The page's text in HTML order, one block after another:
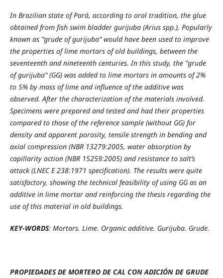
In Brazilian state of Pará, according to oral tradition, the glue
obtained from fish swim bladder gurijuba (Arius spp.), Popularly
known as "grude of gurijuba" would have been used to improve
the properties of lime mortars of old buildings, between the
seventeenth and nineteenth centuries. In this study, the "grude
of gurijuba" (GG) was added to lime mortars in amounts of 2%
to 5% by mass of lime and influence of the additive was
observed. After the characterization of the materials involved.
Specimens were prepared and tested and had their properties
compared to those of the reference sample (without GG) for
density and apparent porosity, tensile strength in bending and
axial compression (NBR 13279:2005, water absorption by
capillarity action (NBR 15259:2005) and resistance to salt’s
attack (LNEC E 238:1971 specification). The results were quite
satisfactory, showing the technical feasibility of using GG as an
additive in lime mortar and reinforcing the thesis regarding the
use of this material in old buildings.
KEY-WORDS: Mortars. Lime. Organic additive. Gurijuba. Grude.
PROPIEDADES DE MORTERO DE CAL CON ADICIÓN DE GRUDE